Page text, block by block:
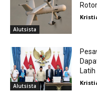
Alutsista
Alutsista
Latih